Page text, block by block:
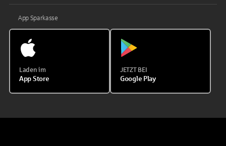
App Sparkasse
Laden im
App Store
JETZT BEI
Google Play